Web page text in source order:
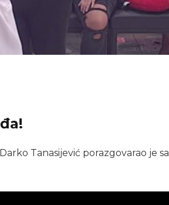
Tanasijević porazgovarao je sa